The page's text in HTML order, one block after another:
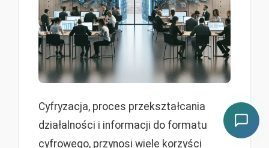
Cyfryzacja, proces przekształcania
działalności i informacji do formatu
cyfrowego, przynosi wiele korzyści